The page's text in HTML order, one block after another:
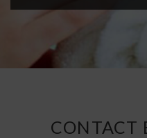
CONTACT